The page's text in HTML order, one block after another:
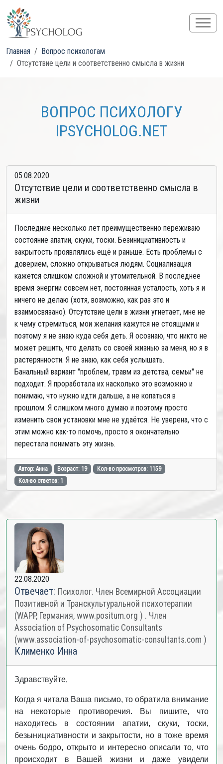
Главная
Вопрос психологам
Отсутствие цели и соответственно смысла в жизни
ВОПРОС ПСИХОЛОГУ
IPSYCHOLOG.NET
05.08.2020
Отсутствие цели и соответственно смысла в
жизни
Последние несколько лет преимущественно переживаю
состояние апатии, скуки, тоски. Безинициативность и
закрытость проявлялись ещё и раньше. Есть проблемы с
доверием, сложно открываться людям. Социализация
кажется слишком сложной и утомительной. В последнее
время энергии совсем нет, постоянная усталость, хоть я и
ничего не делаю (хотя, возможно, как раз это и
взаимосвязано). Отсутствие цели в жизни угнетает, мне не
к чему стремиться, мои желания кажутся не стоящими и
поэтому я не знаю куда себя деть. Я осознаю, что никто не
может решить, что делать со своей жизнью за меня, но я в
растерянности. Я не знаю, как себя услышать.
Банальный вариант "проблем, травм из детства, семьи" не
подходит. Я проработала их насколько это возможно и
понимаю, что нужно идти дальше, а не копаться в
прошлом. Я слишком много думаю и поэтому просто
изменить свои установки мне не удаётся. Не уверена, что с
этим можно как-то помочь, просто я окончательно
перестала понимать эту жизнь.
Автор: Анна Возраст: 19
Кол-во просмотров: 1159
Кол-во ответов: 1
22.08.2020
Отвечает: Психолог. Член Всемирной Ассоциации
Позитивной и Транскультуральной психотерапии
(WAPP, Германия, www.positum.org ) . Член
Association of Psychosomatic Consultants
(www.association-of-psychosomatic-consultants.com )
Клименко Инна
Здравствуйте,
Когда я читала Ваша письмо, то обратила внимание
на некоторые противоречия. Вы пишите, что
находитесь в состоянии апатии, скуки, тоски,
безынициативности и закрытости, но в тоже время
очень бодро, открыто и интересно описали то, что
происходит в Вашей жизни и даже увидели